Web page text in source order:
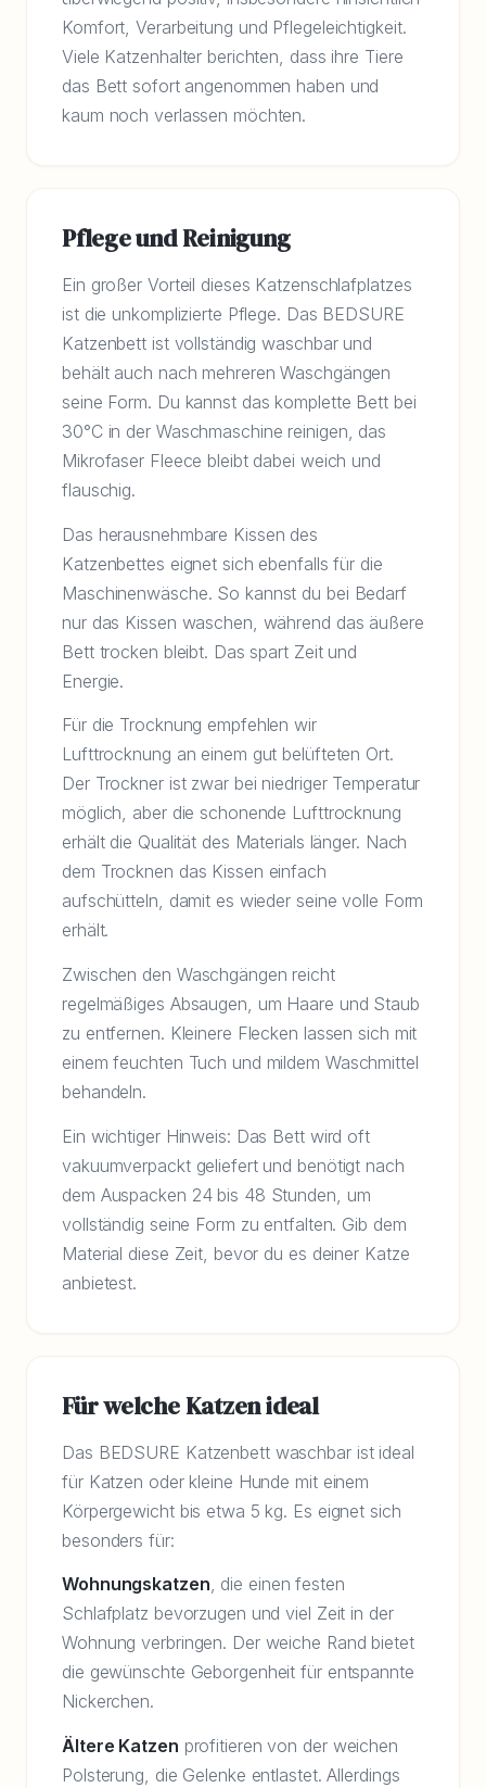
Komfort, Verarbeitung und Pflegeleichtigkeit.
Viele Katzenhalter berichten, dass ihre Tiere
das Bett sofort angenommen haben und
kaum noch verlassen möchten.
Pflege und Reinigung
Ein großer Vorteil dieses Katzenschlafplatzes
ist die unkomplizierte Pflege. Das BEDSURE
Katzenbett ist vollständig waschbar und
behält auch nach mehreren Waschgängen
seine Form. Du kannst das komplette Bett bei
30°C in der Waschmaschine reinigen, das
Mikrofaser Fleece bleibt dabei weich und
flauschig.
Das herausnehmbare Kissen des
Katzenbettes eignet sich ebenfalls für die
Maschinenwäsche. So kannst du bei Bedarf
nur das Kissen waschen, während das äußere
Bett trocken bleibt. Das spart Zeit und
Energie.
Für die Trocknung empfehlen wir
Lufttrocknung an einem gut belüfteten Ort.
Der Trockner ist zwar bei niedriger Temperatur
möglich, aber die schonende Lufttrocknung
erhält die Qualität des Materials länger. Nach
dem Trocknen das Kissen einfach
aufschütteln, damit es wieder seine volle Form
erhält.
Zwischen den Waschgängen reicht
regelmäßiges Absaugen, um Haare und Staub
zu entfernen. Kleinere Flecken lassen sich mit
einem feuchten Tuch und mildem Waschmittel
behandeln.
Ein wichtiger Hinweis: Das Bett wird oft
vakuumverpackt geliefert und benötigt nach
dem Auspacken 24 bis 48 Stunden, um
vollständig seine Form zu entfalten. Gib dem
Material diese Zeit, bevor du es deiner Katze
anbietest.
Für welche Katzen ideal
Das BEDSURE Katzenbett waschbar ist ideal
für Katzen oder kleine Hunde mit einem
Körpergewicht bis etwa 5 kg. Es eignet sich
besonders für:
Wohnungskatzen, die einen festen
Schlafplatz bevorzugen und viel Zeit in der
Wohnung verbringen. Der weiche Rand bietet
die gewünschte Geborgenheit für entspannte
Nickerchen.
Ältere Katzen profitieren von der weichen
Polsterung, die Gelenke entlastet. Allerdings